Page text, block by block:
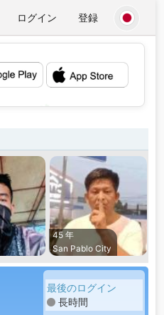
ログイン 登録
45 年
San Pablo City
最後のログイン
長時間